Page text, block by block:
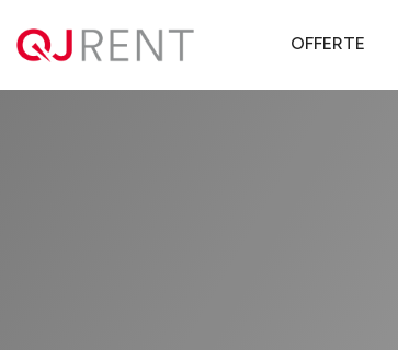
OFFERTE
QJ Rent Offerte noleggio lungo termine Lancia